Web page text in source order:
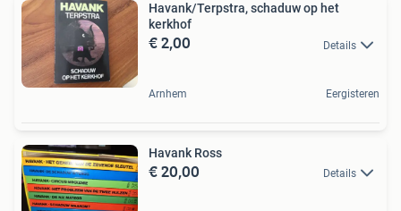
Havank/Terpstra, schaduw op het
kerkhof
€ 2,00 Details
Arnhem Eergisteren
Havank Ross
€ 20,00 Details